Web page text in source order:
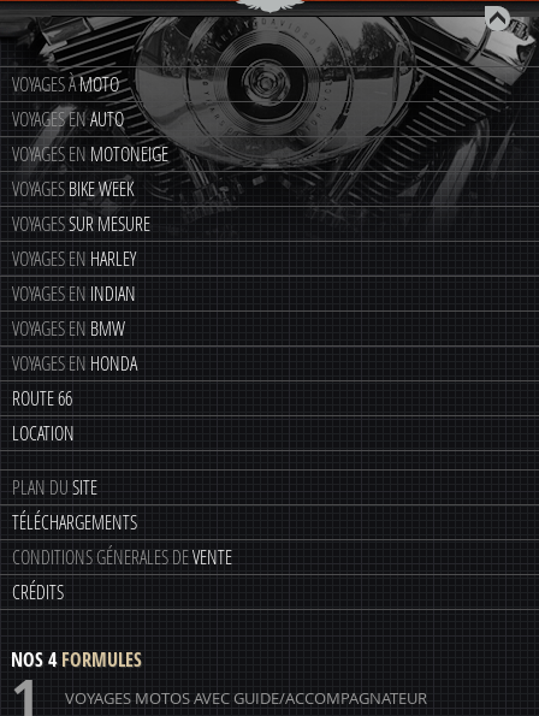
VOYAGES ÀMOTO
VOYAGES ENAUTO
VOYAGES EN MOTONEIGE
VOYAGESBIKE WEEK
VOYAGESSUR MESURE
VOYAGES EN HARLEY
VOYAGES EN INDIAN
VOYAGES EN BMW
VOYAGES EN HONDA
ROUTE 66
LOCATION
PLAN DUSITE
TÉLÉCHARGEMENTS
CONDITIONS GÉNERALES DEVENTE
CRÉDITS
NOS 4FORMULES
1 VOYAGES MOTOS AVEC GUIDE/ACCOMPAGNATEUR